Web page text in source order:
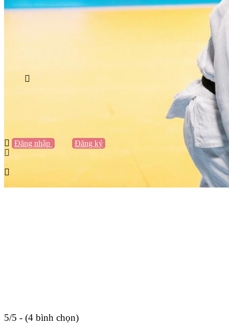
Vũng Tàu
Nha Trang
Đăng nhập
Đăng ký
5/5 - (4 bình chọn)